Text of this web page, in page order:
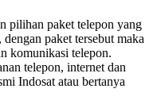
pilihan paket telepon yang
paket tersebut maka
komunikasi telepon.
telepon, internet dan
Indosat atau bertanya